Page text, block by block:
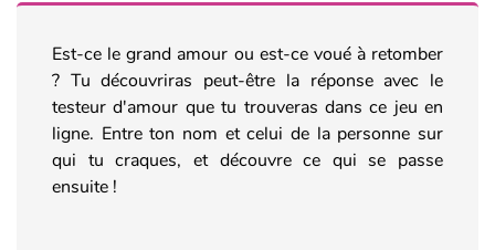
Est-ce le grand amour ou est-ce voué à retomber
? Tu découvriras peut-être la réponse avec le
testeur d'amour que tu trouveras dans ce jeu en
ligne. Entre ton nom et celui de la personne sur
qui tu craques, et découvre ce qui se passe
ensuite !